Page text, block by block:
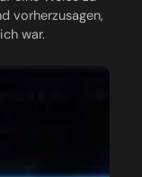
vorherzusagen,
war.